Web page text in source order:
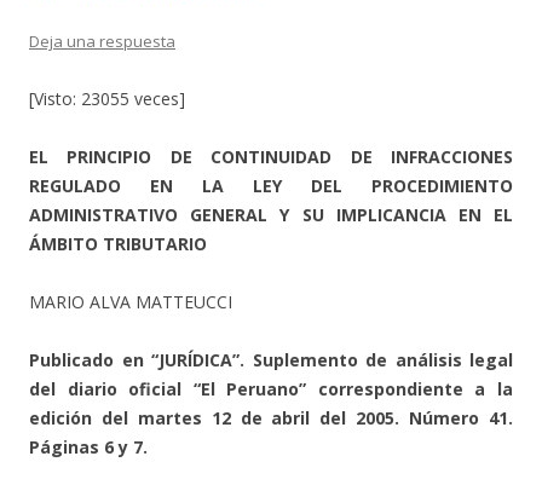
Deja una respuesta
[Visto: 23055 veces]
EL PRINCIPIO DE CONTINUIDAD DE INFRACCIONES
REGULADO EN LA LEY DEL PROCEDIMIENTO
ADMINISTRATIVO GENERAL Y SU IMPLICANCIA EN EL
ÁMBITO TRIBUTARIO
MARIO ALVA MATTEUCCI
Publicado en “JURÍDICA”. Suplemento de análisis legal
del diario oficial “El Peruano” correspondiente a la
edición del martes 12 de abril del 2005. Número 41.
Páginas 6 y 7.